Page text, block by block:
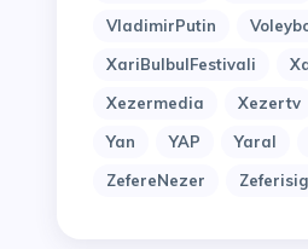
VladimirPutin
XariBulbulFestivali
Xezermedia
Xezertv
Yan
YAP Yaral
ZefereNezer